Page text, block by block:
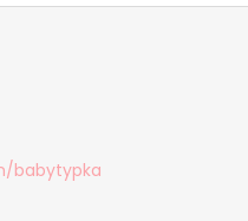
babytypka